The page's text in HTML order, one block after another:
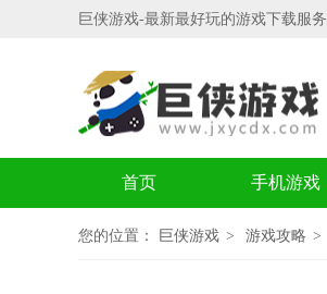
巨侠游戏-最新最好玩的游戏下载服务
首页 手机游戏
您的位置： 巨侠游戏 游戏攻略